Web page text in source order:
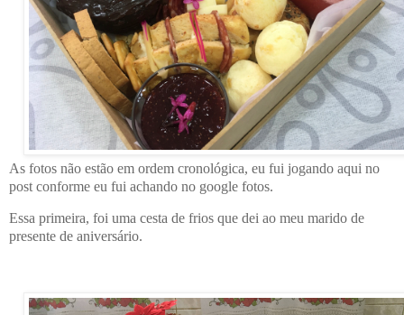
As fotos não estão em ordem cronológica, eu fui jogando aqui no
post conforme eu fui achando no google fotos.
Essa primeira, foi uma cesta de frios que dei ao meu marido de
presente de aniversário.